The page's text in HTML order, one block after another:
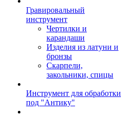
Гравировальный
инструмент
Чертилки и
карандаши
Изделия из латуни и
бронзы
Скарпели,
закольники, спицы
Инструмент для обработки
под "Антику"